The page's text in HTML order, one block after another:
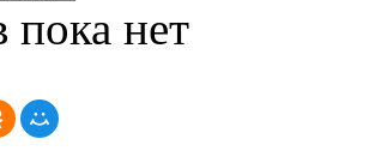
пока нет